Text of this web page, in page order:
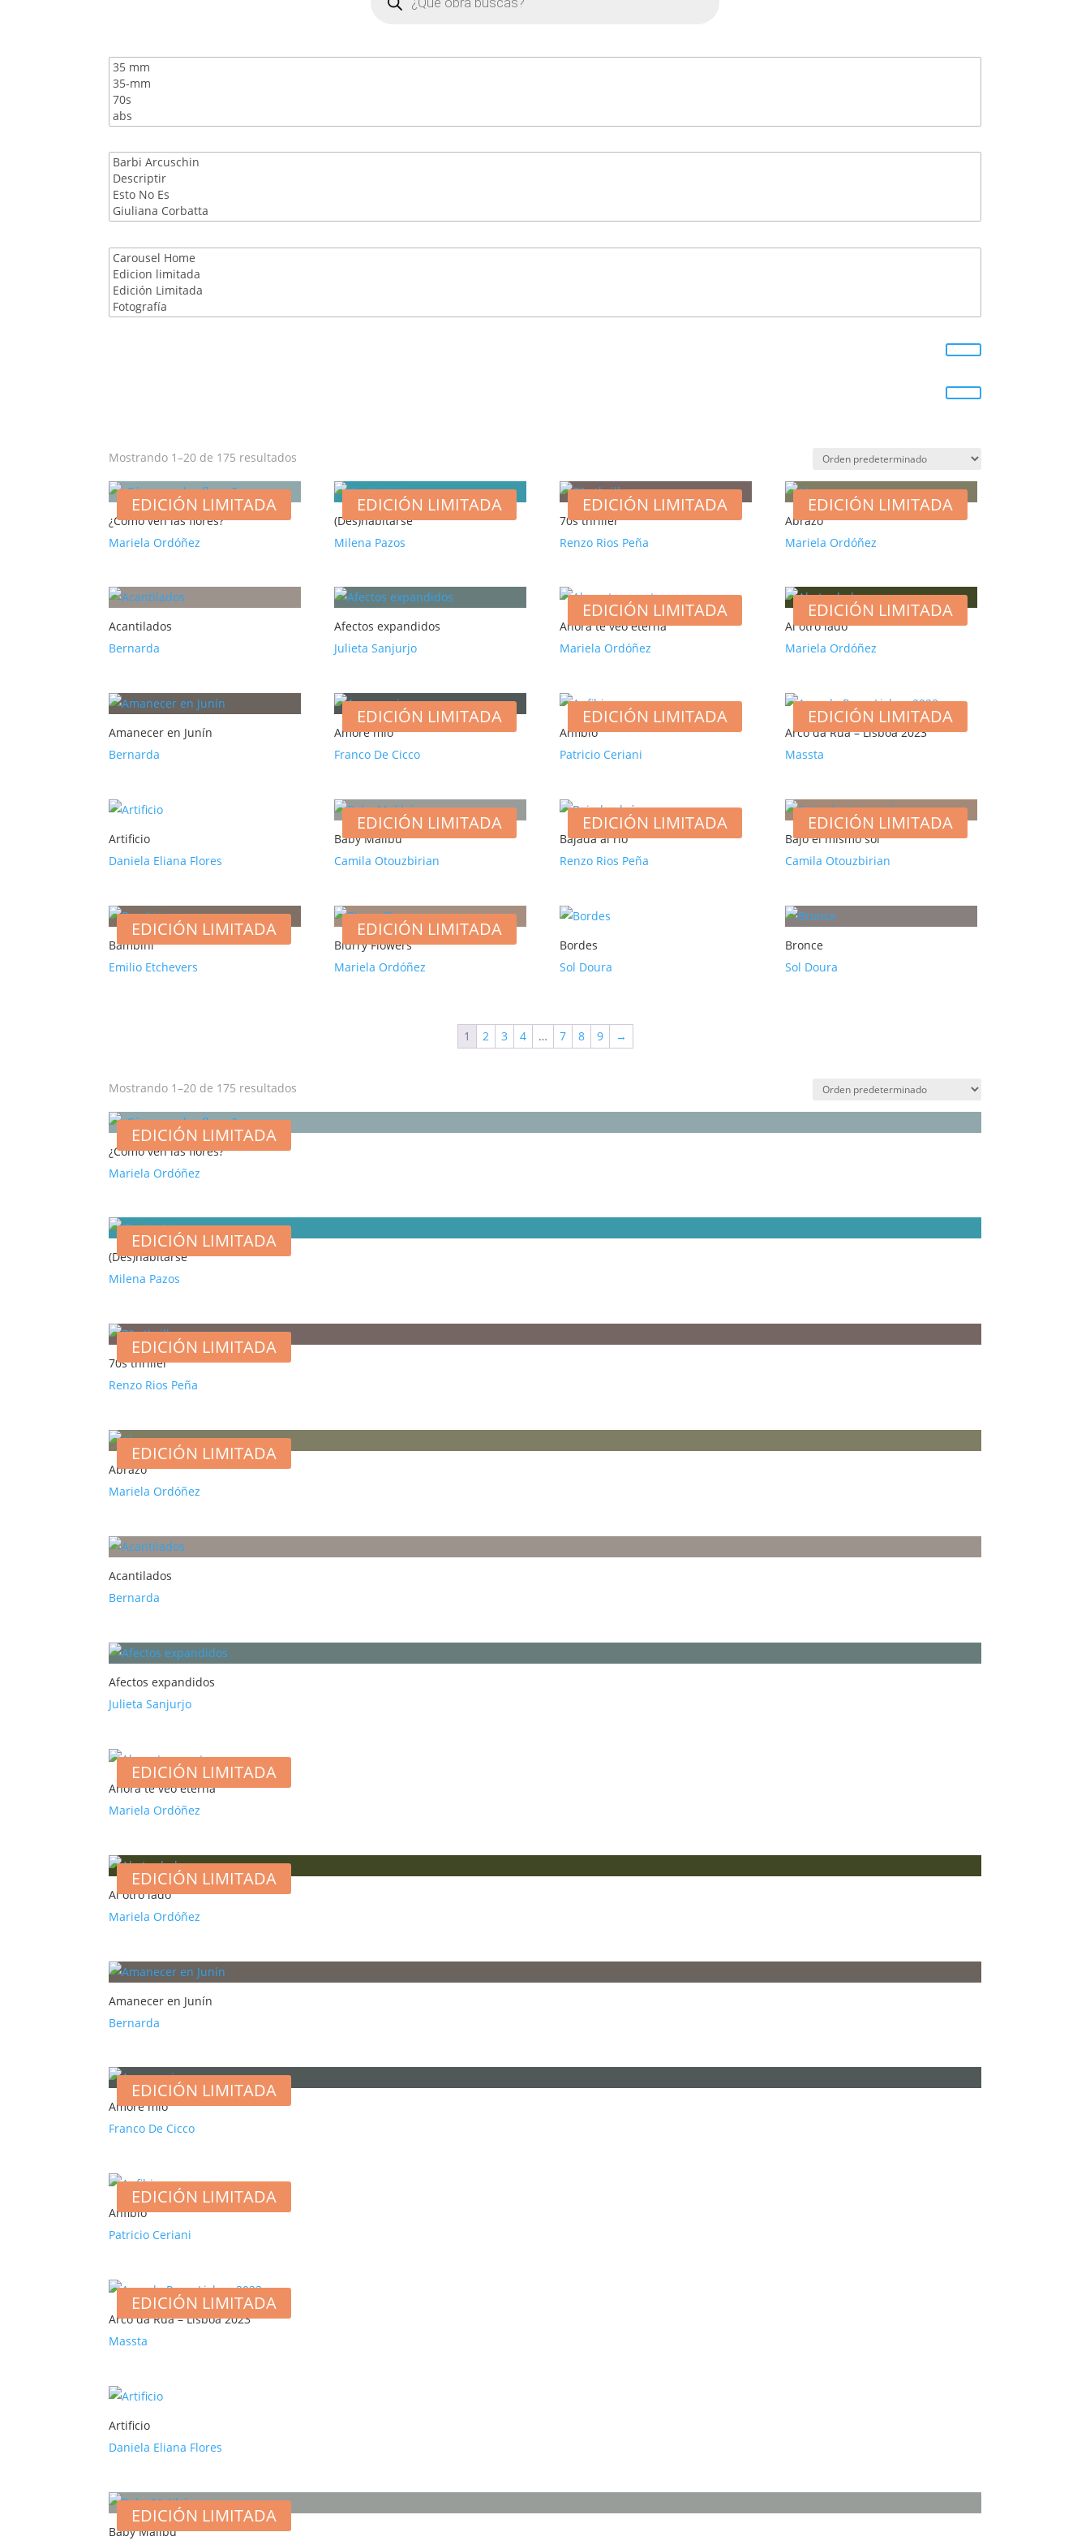
Mostrando 1–20 de 175 resultados
EDICIÓN LIMITADA
¿Cómo ven las flores?
Mariela Ordóñez
EDICIÓN LIMITADA
(Des)habitarse
Milena Pazos
EDICIÓN LIMITADA
70s thriller
Renzo Rios Peña
EDICIÓN LIMITADA
Abrazo
Mariela Ordóñez
Acantilados
Bernarda
Afectos expandidos
Julieta Sanjurjo
EDICIÓN LIMITADA
Ahora te veo eterna
Mariela Ordóñez
EDICIÓN LIMITADA
Al otro lado
Mariela Ordóñez
Amanecer en Junín
Bernarda
EDICIÓN LIMITADA
Amore mio
Franco De Cicco
EDICIÓN LIMITADA
Anfibio
Patricio Ceriani
EDICIÓN LIMITADA
Arco da Rua – Lisboa 2023
Massta
Artificio
Daniela Eliana Flores
EDICIÓN LIMITADA
Baby Malibú
Camila Otouzbirian
EDICIÓN LIMITADA
Bajada al río
Renzo Rios Peña
EDICIÓN LIMITADA
Bajo el mismo sol
Camila Otouzbirian
EDICIÓN LIMITADA
Bambini
Emilio Etchevers
EDICIÓN LIMITADA
Blurry Flowers
Mariela Ordóñez
Bordes
Sol Doura
Bronce
Sol Doura
1 2 3 4 … 7 8 9 →
Mostrando 1–20 de 175 resultados
EDICIÓN LIMITADA
¿Cómo ven las flores?
Mariela Ordóñez
EDICIÓN LIMITADA
(Des)habitarse
Milena Pazos
EDICIÓN LIMITADA
70s thriller
Renzo Rios Peña
EDICIÓN LIMITADA
Abrazo
Mariela Ordóñez
Acantilados
Bernarda
Afectos expandidos
Julieta Sanjurjo
EDICIÓN LIMITADA
Ahora te veo eterna
Mariela Ordóñez
EDICIÓN LIMITADA
Al otro lado
Mariela Ordóñez
Amanecer en Junín
Bernarda
EDICIÓN LIMITADA
Amore mio
Franco De Cicco
EDICIÓN LIMITADA
Anfibio
Patricio Ceriani
EDICIÓN LIMITADA
Arco da Rua – Lisboa 2023
Massta
Artificio
Daniela Eliana Flores
EDICIÓN LIMITADA
Baby Malibú